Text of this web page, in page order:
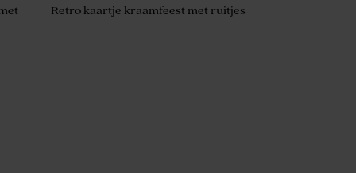
Retro kaartje kraamfeest met ruitjes